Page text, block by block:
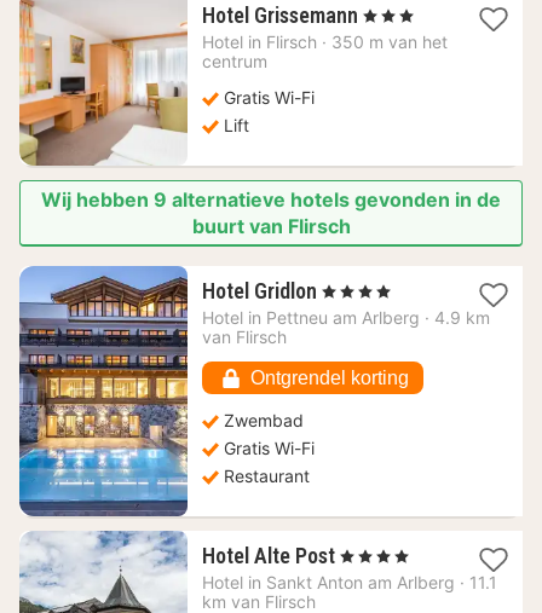
Hotel Grissemann 1
nacht
, 3 Sterren
Hotel in Flirsch · 350 m van het
centrum
Gratis Wi-Fi
Lift
Wij hebben 9 alternatieve hotels gevonden in de
buurt van Flirsch
Hotel Gridlon 1
nacht
€
, 4 Sterren
Hotel in Pettneu am Arlberg · 4.9 km
van Flirsch
Ontgrendel korting
Zwembad
Gratis Wi-Fi
Restaurant
Hotel Alte Post 1
nacht
, 4 Sterren
Hotel in Sankt Anton am Arlberg · 11.1
km van Flirsch